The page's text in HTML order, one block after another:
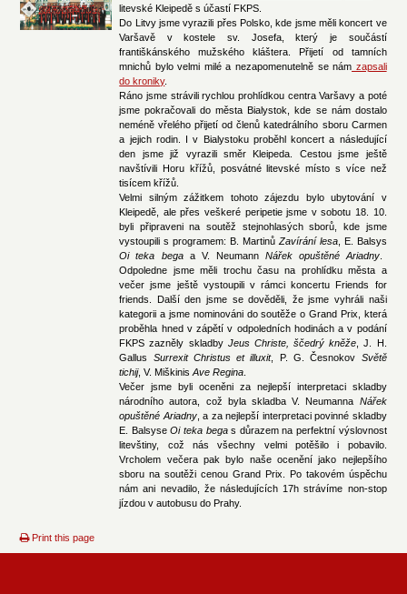
litevské Kleipedě s účastí FKPS.
Do Litvy jsme vyrazili přes Polsko, kde jsme měli koncert ve
Varšavě v kostele sv. Josefa, který je součástí
františkánského mužského kláštera. Přijetí od tamních
mnichů bylo velmi milé a nezapomenutelně se nám zapsali
do kroniky.
Ráno jsme strávili rychlou prohlídkou centra Varšavy a poté
jsme pokračovali do města Bialystok, kde se nám dostalo
neméně vřelého přijetí od členů katedrálního sboru Carmen
a jejich rodin. I v Bialystoku proběhl koncert a následující
den jsme již vyrazili směr Kleipeda. Cestou jsme ještě
navštívili Horu křížů, posvátné litevské místo s více než
tisícem křížů.
Velmi silným zážitkem tohoto zájezdu bylo ubytování v
Kleipedě, ale přes veškeré peripetie jsme v sobotu 18. 10.
byli připraveni na soutěž stejnohlasých sborů, kde jsme
vystoupili s programem: B. Martinů Zavírání lesa, E. Balsys
Oi teka begaa V. NeumannNářek opuštěné Ariadny
Odpoledne jsme měli trochu času na prohlídku města a
večer jsme ještě vystoupili v rámci koncertu Friends for
friends. Další den jsme se dověděli, že jsme vyhráli naši
kategorii a jsme nominováni do soutěže o Grand Prix, která
proběhla hned v zápětí v odpoledních hodinách a v podání
FKPS zazněly skladby Jeus Christe, ščedrý kněže , J. H.
Gallus Surrexit Christus et illuxit, P. G. Česnokov Světě
tichij, V. MiškinisAve Regina
Večer jsme byli oceněni za nejlepší interpretaci skladby
národního autora, což byla skladba V. Neumanna Nářek
opuštěné Ariadny, a za nejlepší interpretaci povinné skladby
E. BalsyseOi teka begas důrazem na perfektní výslovnost
litevštiny, což nás všechny velmi potěšilo i pobavilo.
Vrcholem večera pak bylo naše ocenění jako nejlepšího
sboru na soutěži cenou Grand Prix. Po takovém úspěchu
nám ani nevadilo, že následujících 17h strávíme non-stop
jízdou v autobusu do Prahy.
Print this page